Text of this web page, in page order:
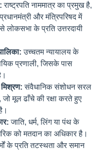
राष्ट्रपति नाममात्र का प्रमुख है,
और मंत्रिपरिषद में
लोकसभा के प्रति उत्तरदायी
उच्चतम न्यायालय के
प्रणाली, जिसके पास
संवैधानिक संशोधन सरल
मूल ढाँचे की रक्षा करते हुए
जाति, धर्म, लिंग या पंथ के
को मतदान का अधिकार है।
के प्रति तटस्थता और समान